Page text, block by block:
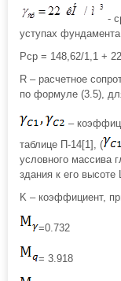
-
уступах
Pcp = 148,62/1,1 +
R – расчетное
по формуле (3.5),
–
таблице П-14[1], (
условного массива
здания к его высоте
K – коэффициент,
=0.732
= 3.918